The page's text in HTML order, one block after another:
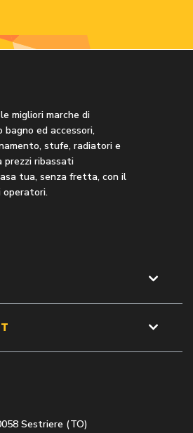
migliori marche di
ed accessori,
stufe, radiatori e
prezzi ribassati
tua, senza fretta, con il
operatori.
Sestriere (TO)